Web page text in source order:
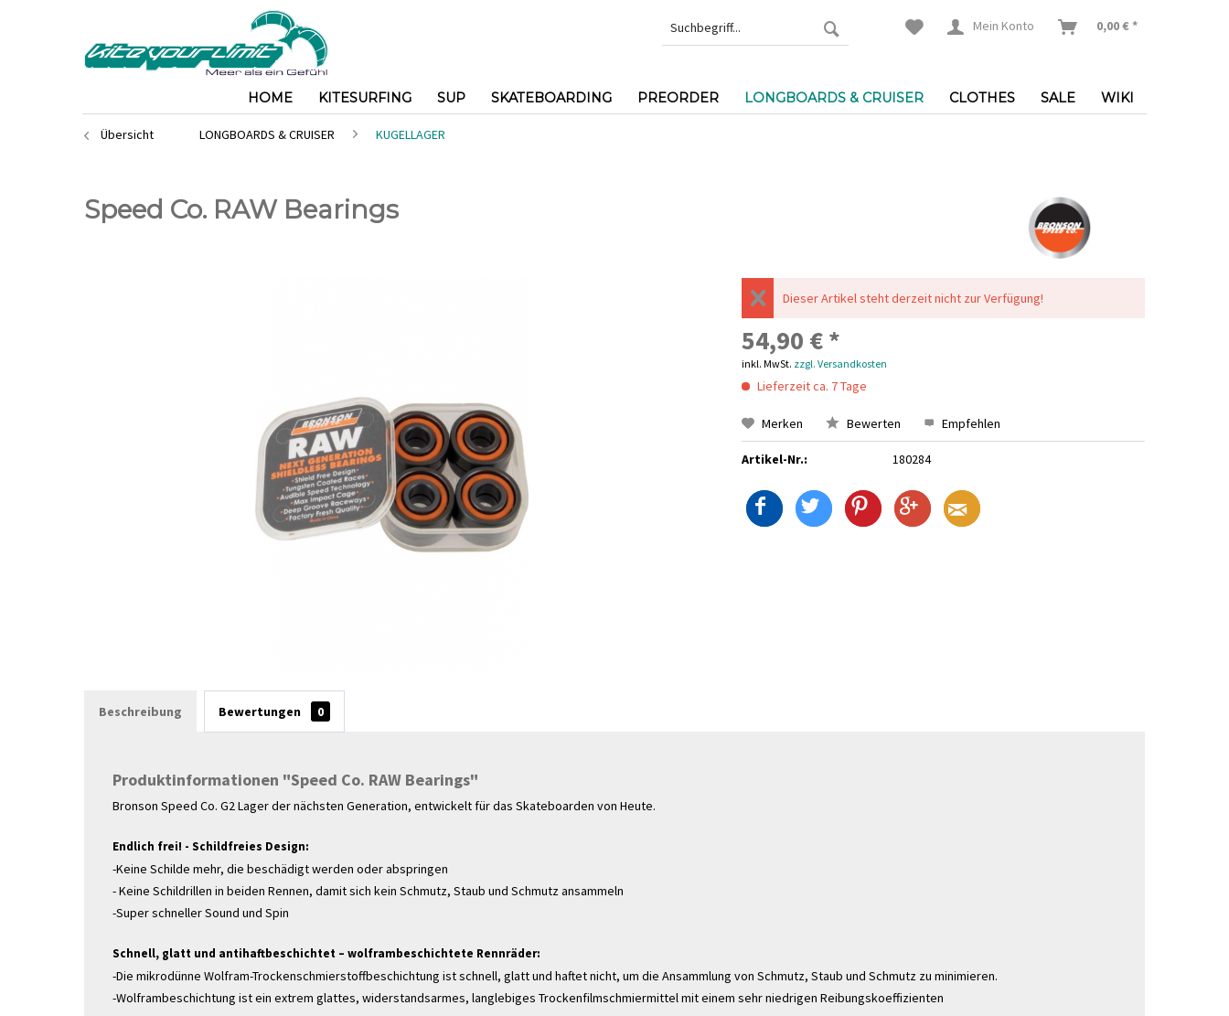
Mein Konto 0,00 € *
HOME KITESURFING SUP SKATEBOARDING PREORDER LONGBOARDS & CRUISER CLOTHES SALE WIKI
Übersicht LONGBOARDS & CRUISER KUGELLAGER
Speed Co. RAW Bearings
Dieser Artikel steht derzeit nicht zur Verfügung!
54,90 € *
inkl. MwSt. zzgl. Versandkosten
Lieferzeit ca. 7 Tage
Merken Bewerten Empfehlen
Artikel-Nr.: 180284
Beschreibung Bewertungen 0
Produktinformationen "Speed Co. RAW Bearings"
Bronson Speed ​​Co. G2 Lager der nächsten Generation, entwickelt für das Skateboarden von Heute.
Endlich frei! - Schildfreies Design:
-Keine Schilde mehr, die beschädigt werden oder abspringen
- Keine Schildrillen in beiden Rennen, damit sich kein Schmutz, Staub und Schmutz ansammeln
-Super schneller Sound und Spin
Schnell, glatt und antihaftbeschichtet – wolframbeschichtete Rennräder:
-Die mikrodünne Wolfram-Trockenschmierstoffbeschichtung ist schnell, glatt und haftet nicht, um die Ansammlung von Schmutz, Staub und Schmutz zu minimieren.
-Wolframbeschichtung ist ein extrem glattes, widerstandsarmes, langlebiges Trockenfilmschmiermittel mit einem sehr niedrigen Reibungskoeffizienten